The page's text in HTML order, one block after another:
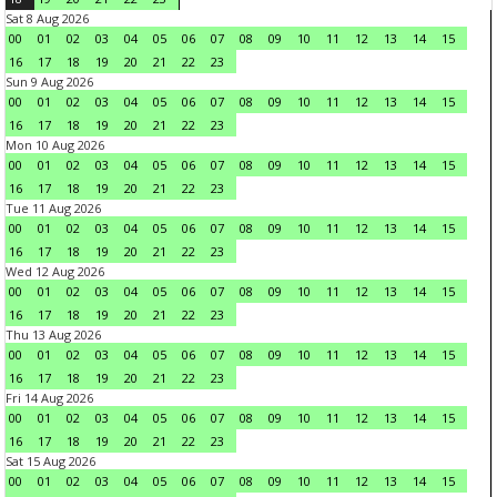
Sat 8 Aug 2026
00
01 02 03 04 05 06 07 08 09 10 11 12 13 14
15
16
17 18 19 20 21 22
23
Sun 9 Aug 2026
00
01 02 03 04 05 06 07 08 09 10 11 12 13 14
15
16
17 18 19 20 21 22
23
Mon 10 Aug 2026
00
01 02 03 04 05 06 07 08 09 10 11 12 13 14
15
16
17 18 19 20 21 22
23
Tue 11 Aug 2026
00
01 02 03 04 05 06 07 08 09 10 11 12 13 14
15
16
17 18 19 20 21 22
23
Wed 12 Aug 2026
00
01 02 03 04 05 06 07 08 09 10 11 12 13 14
15
16
17 18 19 20 21 22
23
Thu 13 Aug 2026
00
01 02 03 04 05 06 07 08 09 10 11 12 13 14
15
16
17 18 19 20 21 22
23
Fri 14 Aug 2026
00
01 02 03 04 05 06 07 08 09 10 11 12 13 14
15
16
17 18 19 20 21 22
23
Sat 15 Aug 2026
00
01 02 03 04 05 06 07 08 09 10 11 12 13 14
15